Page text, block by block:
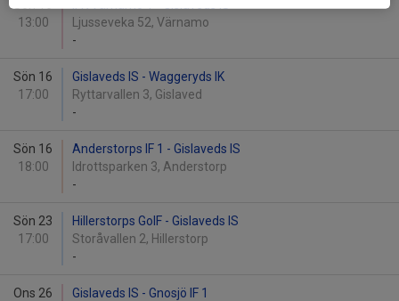
13:00
Ljusseveka 52, Värnamo
-
Sön 16
17:00
Gislaveds IS - Waggeryds IK
Ryttarvallen 3, Gislaved
-
Sön 16
18:00
Anderstorps IF 1 - Gislaveds IS
Idrottsparken 3, Anderstorp
-
Sön 23
17:00
Hillerstorps GoIF - Gislaveds IS
Storåvallen 2, Hillerstorp
-
Ons 26
Gislaveds IS - Gnosjö IF 1